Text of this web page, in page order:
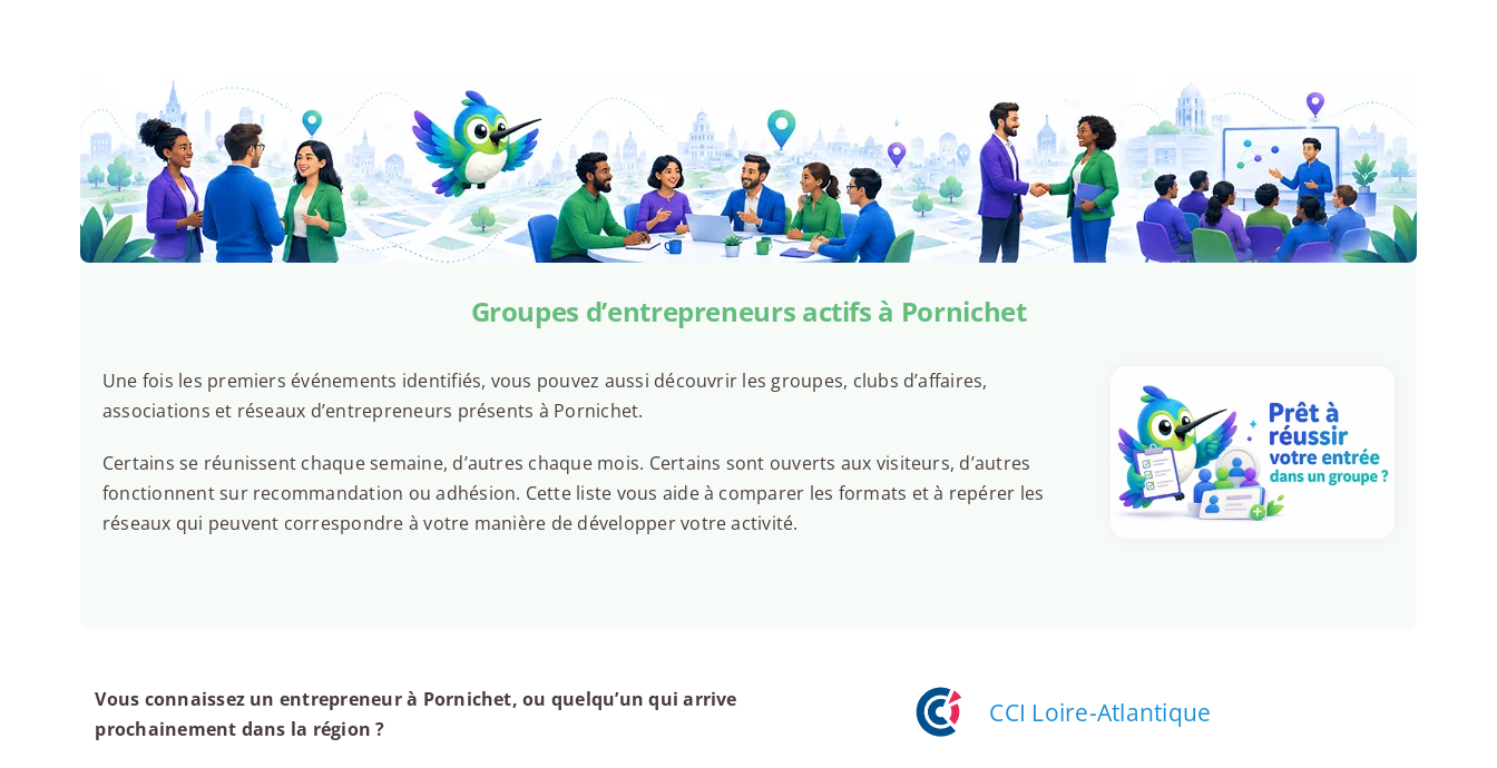
Groupes d’entrepreneurs actifs à Pornichet
Une fois les premiers événements identifiés, vous pouvez aussi découvrir les groupes, clubs d’affaires,
associations et réseaux d’entrepreneurs présents à Pornichet.
Certains se réunissent chaque semaine, d’autres chaque mois. Certains sont ouverts aux visiteurs, d’autres
fonctionnent sur recommandation ou adhésion. Cette liste vous aide à comparer les formats et à repérer les
réseaux qui peuvent correspondre à votre manière de développer votre activité.
Vous connaissez un entrepreneur à Pornichet, ou quelqu’un qui arrive
prochainement dans la région ?
CCI Loire-Atlantique